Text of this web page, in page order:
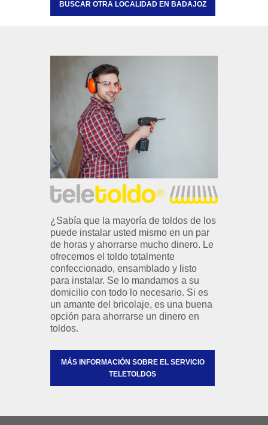
BUSCAR OTRA LOCALIDAD EN BADAJOZ
¿Sabía que la mayoría de toldos de los
puede instalar usted mismo en un par
de horas y ahorrarse mucho dinero. Le
ofrecemos el toldo totalmente
confeccionado, ensamblado y listo
para instalar. Se lo mandamos a su
domicilio con todo lo necesario. Si es
un amante del bricolaje, es una buena
opción para ahorrarse un dinero en
toldos.
MÁS INFORMACIÓN SOBRE EL SERVICIO
TELETOLDOS